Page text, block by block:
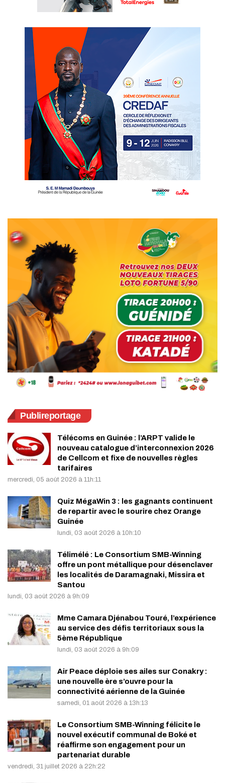
Publireportage
Télécoms en Guinée : l’ARPT valide le
nouveau catalogue d’interconnexion 2026
de Cellcom et fixe de nouvelles règles
tarifaires
mercredi, 05 août 2026 à 11h:11
Quiz MégaWin 3 : les gagnants continuent
de repartir avec le sourire chez Orange
Guinée
lundi, 03 août 2026 à 10h:10
Télimélé : Le Consortium SMB-Winning
offre un pont métallique pour désenclaver
les localités de Daramagnaki, Missira et
Santou
lundi, 03 août 2026 à 9h:09
Mme Camara Djénabou Touré, l’expérience
au service des défis territoriaux sous la
5ème République
lundi, 03 août 2026 à 9h:09
Air Peace déploie ses ailes sur Conakry :
une nouvelle ère s’ouvre pour la
connectivité aérienne de la Guinée
samedi, 01 août 2026 à 13h:13
Le Consortium SMB-Winning félicite le
nouvel exécutif communal de Boké et
réaffirme son engagement pour un
partenariat durable
vendredi, 31 juillet 2026 à 22h:22